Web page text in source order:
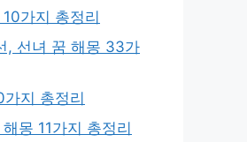
가지 총정리
, 선녀 꿈 해몽 33가
지 총정리
몽 11가지 총정리